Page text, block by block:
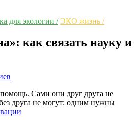
для экологии / ЭКО жизнь /
как связать науку и
Сами они друг друга не
друга не могут: одним нужны